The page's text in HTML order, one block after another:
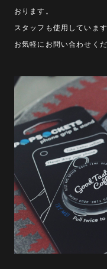
おります。
スタッフも使用していま
お気軽にお問い合わせくだ